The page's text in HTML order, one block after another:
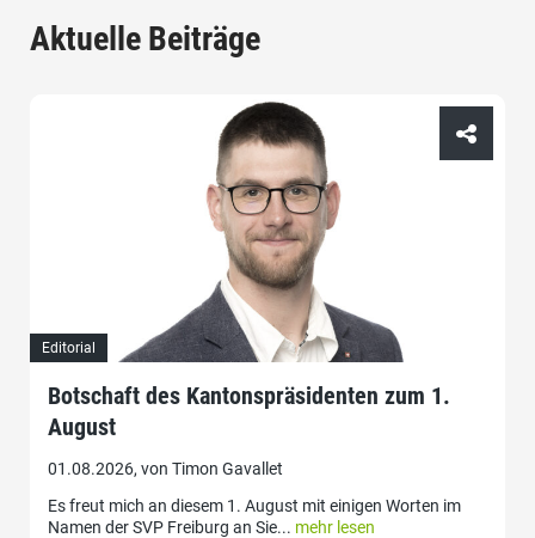
Aktuelle Beiträge
Editorial
Botschaft des Kantonspräsidenten zum 1.
August
01.08.2026, von Timon Gavallet
Es freut mich an diesem 1. August mit einigen Worten im
Namen der SVP Freiburg an Sie... mehr lesen